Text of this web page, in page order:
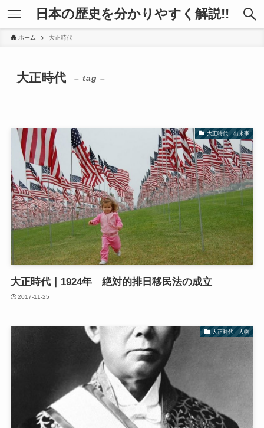
日本の歴史を分かりやすく解説!!
ホーム 大正時代
大正時代 – tag –
大正時代 出来事
大正時代｜1924年 絶対的排日移民法の成立
2017-11-25
大正時代 人物